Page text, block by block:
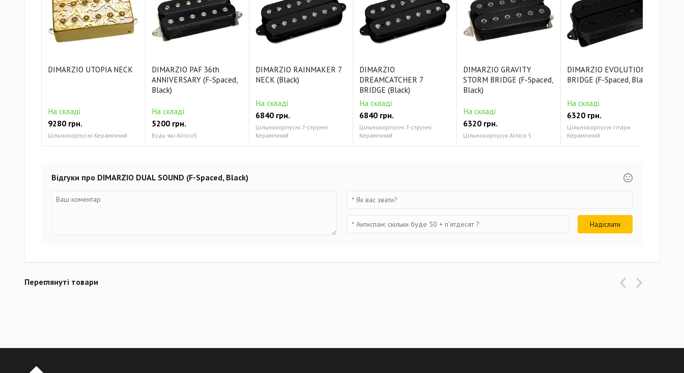
DIMARZIO UTOPIA NECK
На складі
9280 грн.
Цільнокорпусні Керамічний
DIMARZIO PAF 36th
ANNIVERSARY (F-Spaced,
Black)
На складі
5200 грн.
Будь-які Alnico5
DIMARZIO RAINMAKER 7
NECK (Black)
На складі
6840 грн.
Цільнокорпусні 7-струнні
Керамічний
DIMARZIO
DREAMCATCHER 7
BRIDGE (Black)
На складі
6840 грн.
Цільнокорпусні 7-струнні
Керамічний
DIMARZIO GRAVITY
STORM BRIDGE (F-Spaced,
Black)
На складі
6320 грн.
Цільнокорпусні Alnico 5
DIMARZIO EVOLUTION
BRIDGE (F-Spaced, Black)
На складі
6320 грн.
Цільнокорпусні гітари
Керамічний
Відгуки про DIMARZIO DUAL SOUND (F-Spaced, Black)
Переглянуті товари